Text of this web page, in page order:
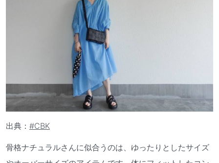
出典： #CBK
骨格ナチュラルさんに似合うのは、ゆったりとしたサイズ